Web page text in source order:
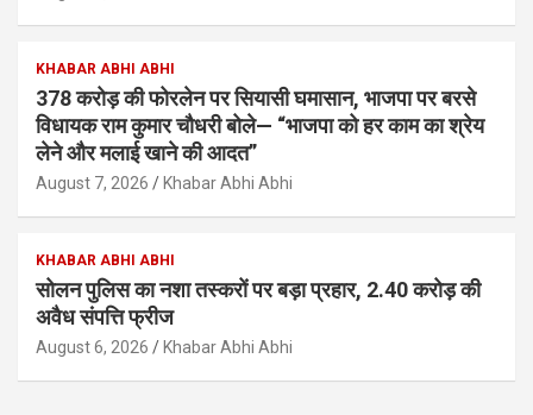
KHABAR ABHI ABHI
378 करोड़ की फोरलेन पर सियासी घमासान, भाजपा पर बरसे
विधायक राम कुमार चौधरी बोले— “भाजपा को हर काम का श्रेय
लेने और मलाई खाने की आदत”
August 7, 2026 Khabar Abhi Abhi
KHABAR ABHI ABHI
सोलन पुलिस का नशा तस्करों पर बड़ा प्रहार, 2.40 करोड़ की
अवैध संपत्ति फ्रीज
August 6, 2026 Khabar Abhi Abhi